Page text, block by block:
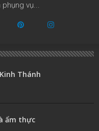
vụ...
Thánh
ẩm thực